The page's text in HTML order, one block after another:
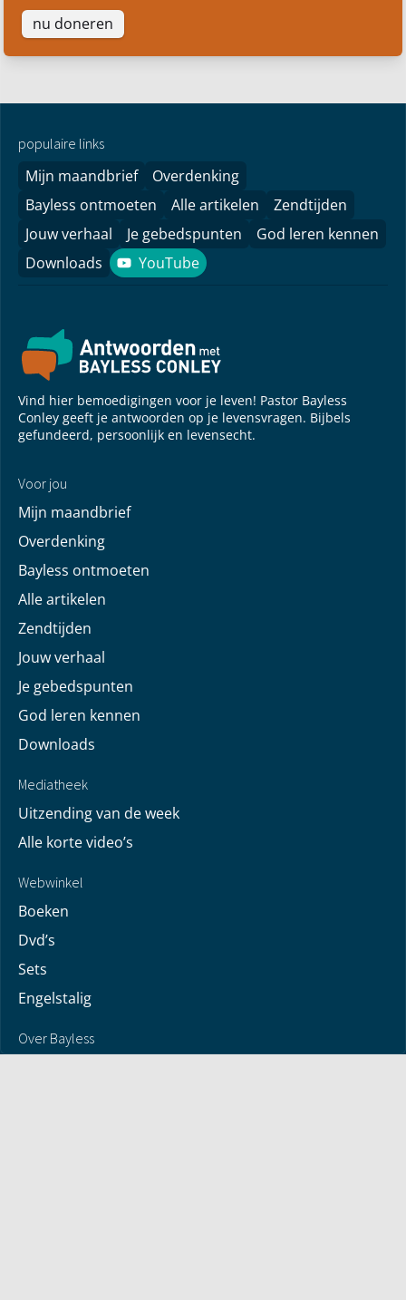
nu doneren
populaire links
Mijn maandbrief
Overdenking
Bayless ontmoeten
Alle artikelen
Zendtijden
Jouw verhaal
Je gebedspunten
God leren kennen
Downloads
YouTube
YouTube
Vind hier bemoedigingen voor je leven! Pastor Bayless
Conley geeft je antwoorden op je levensvragen. Bijbels
gefundeerd, persoonlijk en levensecht.
Voor jou
Mijn maandbrief
Overdenking
Bayless ontmoeten
Alle artikelen
Zendtijden
Jouw verhaal
Je gebedspunten
God leren kennen
Downloads
Mediatheek
Uitzending van de week
Alle korte video’s
Webwinkel
Boeken
Dvd’s
Sets
Engelstalig
Over Bayless